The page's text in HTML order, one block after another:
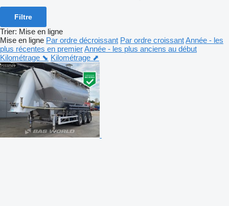
Filtre
Trier: Mise en ligne
Mise en ligne Par ordre décroissant Par ordre croissantAnnée - les
plus récentes en premierAnnée - les plus anciens au début
Kilométrage ⬊ Kilométrage ⬈